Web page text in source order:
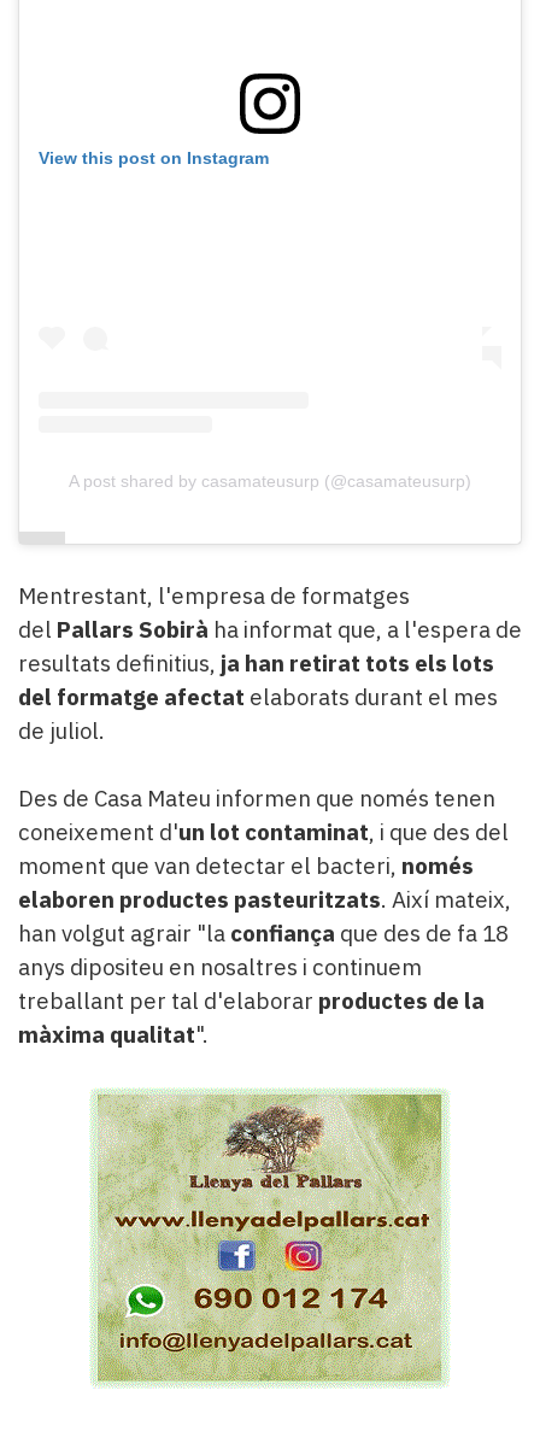
View this post on Instagram
A post shared by casamateusurp (@casamateusurp)
Mentrestant, l'empresa de formatges
del Pallars Sobirà ha informat que, a l'espera de
resultats definitius, ja han retirat tots els lots
del formatge afectat elaborats durant el mes
de juliol.
Des de Casa Mateu informen que només tenen
coneixement d'un lot contaminat, i que des del
moment que van detectar el bacteri, només
elaboren productes pasteuritzats. Així mateix,
han volgut agrair "la confiança que des de fa 18
anys dipositeu en nosaltres i continuem
treballant per tal d'elaborar productes de la
màxima qualitat".